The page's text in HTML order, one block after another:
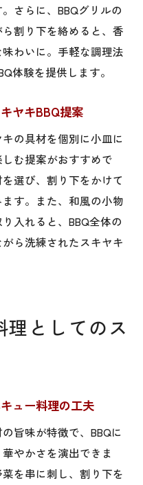
さらに、BBQグリルの
割り下を絡めると、香
わいに。手軽な調理法
体験を提供します。
ヤキBBQ提案
の具材を個別に小皿に
む提案がおすすめで
選び、割り下をかけて
す。また、和風の小物
入れると、BBQ全体の
ら洗練されたスキヤキ
理としてのス
ュー料理の工夫
旨味が特徴で、BBQに
やかさを演出できま
を串に刺し、割り下を